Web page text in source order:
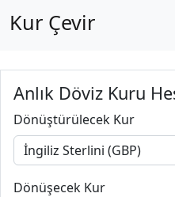
Kur Çevir
Anlık Döviz Kuru
Dönüştürülecek Kur
Dönüşecek Kur